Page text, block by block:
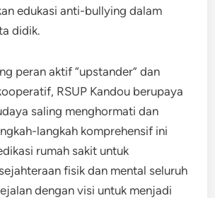
edukasi anti-bullying dalam
didik.
peran aktif “upstander” dan
RSUP Kandou berupaya
saling menghormati dan
langkah komprehensif ini
rumah sakit untuk
fisik dan mental seluruh
dengan visi untuk menjadi